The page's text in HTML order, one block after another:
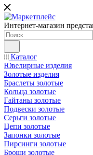
Интернет-магазин
Каталог
Ювелирные изделия
Золотые изделия
Браслеты золотые
Кольца золотые
Гайтаны золотые
Подвески золотые
Серьги золотые
Цепи золотые
Запонки золотые
Пирсинги золотые
Броши золотые